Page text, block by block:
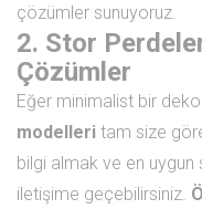
çözümler sunuyoruz.
2. Stor
Çözümler
Eğer minimalist bir
modelleri tam size
bilgi almak ve en
iletişime geçebilirsiniz.